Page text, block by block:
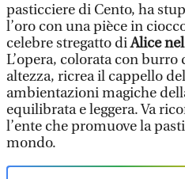
pasticciere di Cento, ha
l’oro con una pièce in
celebre stregatto diAlice
L’opera, colorata con
altezza, ricrea il cappello
ambientazioni magiche
equilibrata e leggera. Va
l’ente che promuove la
mondo.